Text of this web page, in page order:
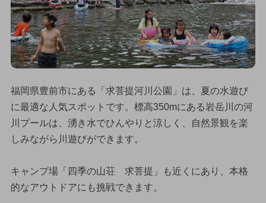
福岡県豊前市にある「求菩提河川公園」は、夏の水遊び
に最適な人気スポットです。標高350mにある岩岳川の河
川プールは、湧き水でひんやりと涼しく、自然景観を楽
しみながら川遊びができます。
キャンプ場「四季の山荘 求菩提」も近くにあり、本格
的なアウトドアにも挑戦できます。